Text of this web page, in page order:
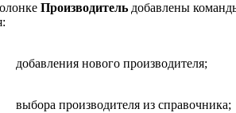
Производитель добавлены
добавления нового производителя;
выбора производителя из справочника;